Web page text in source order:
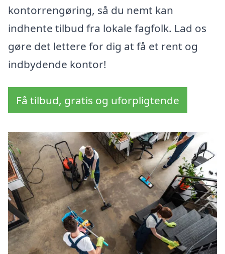
kontorrengøring, så du nemt kan
indhente tilbud fra lokale fagfolk. Lad os
gøre det lettere for dig at få et rent og
indbydende kontor!
Få tilbud, gratis og uforpligtende